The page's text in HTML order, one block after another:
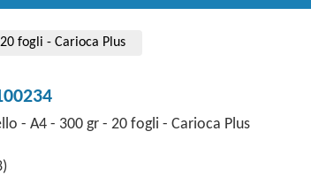
fogli - Carioca Plus
- A4 - 300 gr - 20 fogli - Carioca Plus